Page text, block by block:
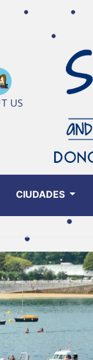
US
CIUDADES